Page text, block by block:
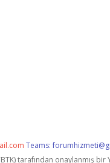
Teams:
tarafından